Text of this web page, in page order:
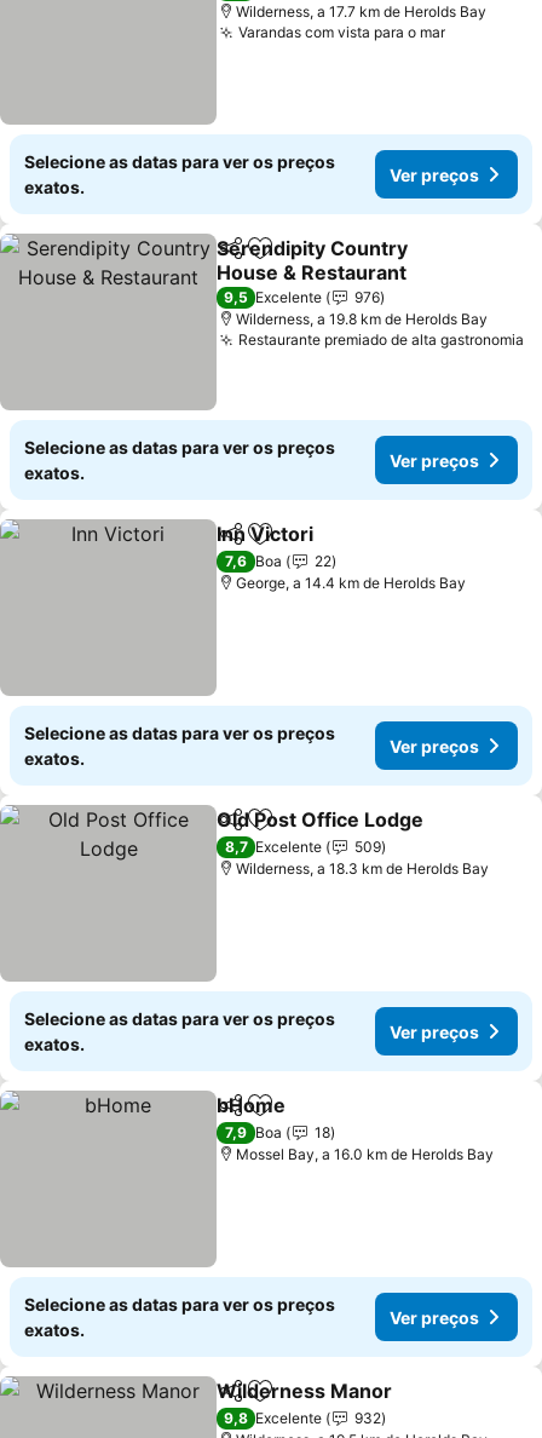
Wilderness, a 17.7 km de Herolds Bay
Varandas com vista para o mar
Selecione as datas para ver os preços
exatos.
Ver preços
PartilharAdicionar aos favoritos
Serendipity Country
House & Restaurant
9,5 Excelente
976
Wilderness, a 19.8 km de Herolds Bay
Restaurante premiado de alta gastronomia
Selecione as datas para ver os preços
exatos.
Ver preços
PartilharAdicionar aos favoritos
Inn Victori
7,6 Boa
22
George, a 14.4 km de Herolds Bay
Selecione as datas para ver os preços
exatos.
Ver preços
PartilharAdicionar aos favoritos
Old Post Office Lodge
8,7 Excelente
509
Wilderness, a 18.3 km de Herolds Bay
Selecione as datas para ver os preços
exatos.
Ver preços
PartilharAdicionar aos favoritos
bHome
7,9 Boa
18
Mossel Bay, a 16.0 km de Herolds Bay
Selecione as datas para ver os preços
exatos.
Ver preços
PartilharAdicionar aos favoritos
Wilderness Manor
9,8 Excelente
932